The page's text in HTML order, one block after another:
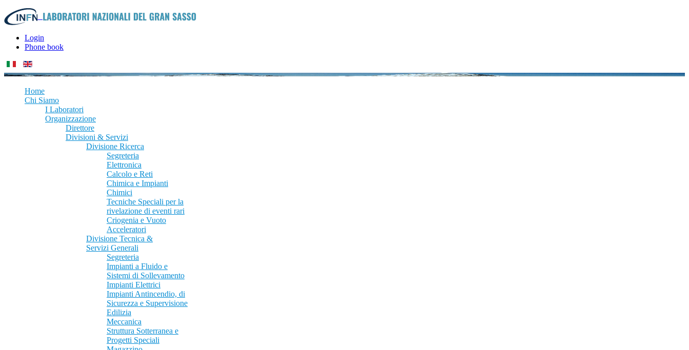
Login
Phone book
Home
Chi Siamo
I Laboratori
Organizzazione
Direttore
Divisioni & Servizi
Divisione Ricerca
Segreteria
Elettronica
Calcolo e Reti
Chimica e Impianti
Chimici
Tecniche Speciali per la
rivelazione di eventi rari
Criogenia e Vuoto
Acceleratori
Divisione Tecnica &
Servizi Generali
Segreteria
Impianti a Fluido e
Sistemi di Sollevamento
Impianti Elettrici
Impianti Antincendio, di
Sicurezza e Supervisione
Edilizia
Meccanica
Struttura Sotterranea e
Progetti Speciali